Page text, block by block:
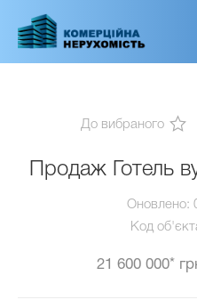
основного
До вибраного
Продаж Готель
Оновлено:
Код
21 600 000*